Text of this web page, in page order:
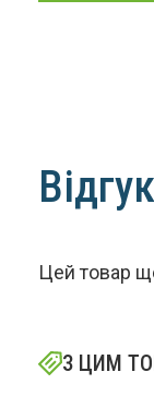
Цей товар
З ЦИМ